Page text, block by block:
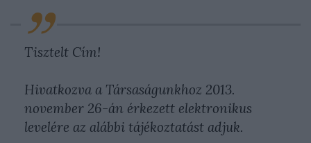
Tisztelt Cím!
Hivatkozva a Társaságunkhoz 2013.
november 26-án érkezett elektronikus
levelére az alábbi tájékoztatást adjuk.